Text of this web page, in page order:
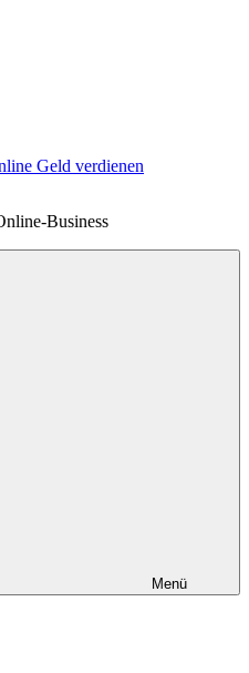
Geld verdienen
Business
Menü